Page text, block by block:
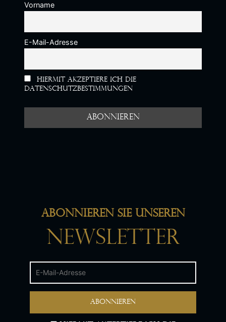
Vorname
E-Mail-Adresse
Hiermit akzeptiere ich die
Datenschutzbestimmungen
Abonnieren Sie unseren
Newsletter